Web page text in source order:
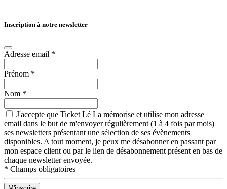
Inscription à notre newsletter
Adresse email *
Prénom *
Nom *
J'accepte que Ticket Lé La mémorise et utilise mon adresse
email dans le but de m'envoyer régulièrement (1 à 4 fois par mois)
ses newsletters présentant une sélection de ses évènements
disponibles. A tout moment, je peux me désabonner en passant par
mon espace client ou par le lien de désabonnement présent en bas de
chaque newsletter envoyée.
* Champs obligatoires